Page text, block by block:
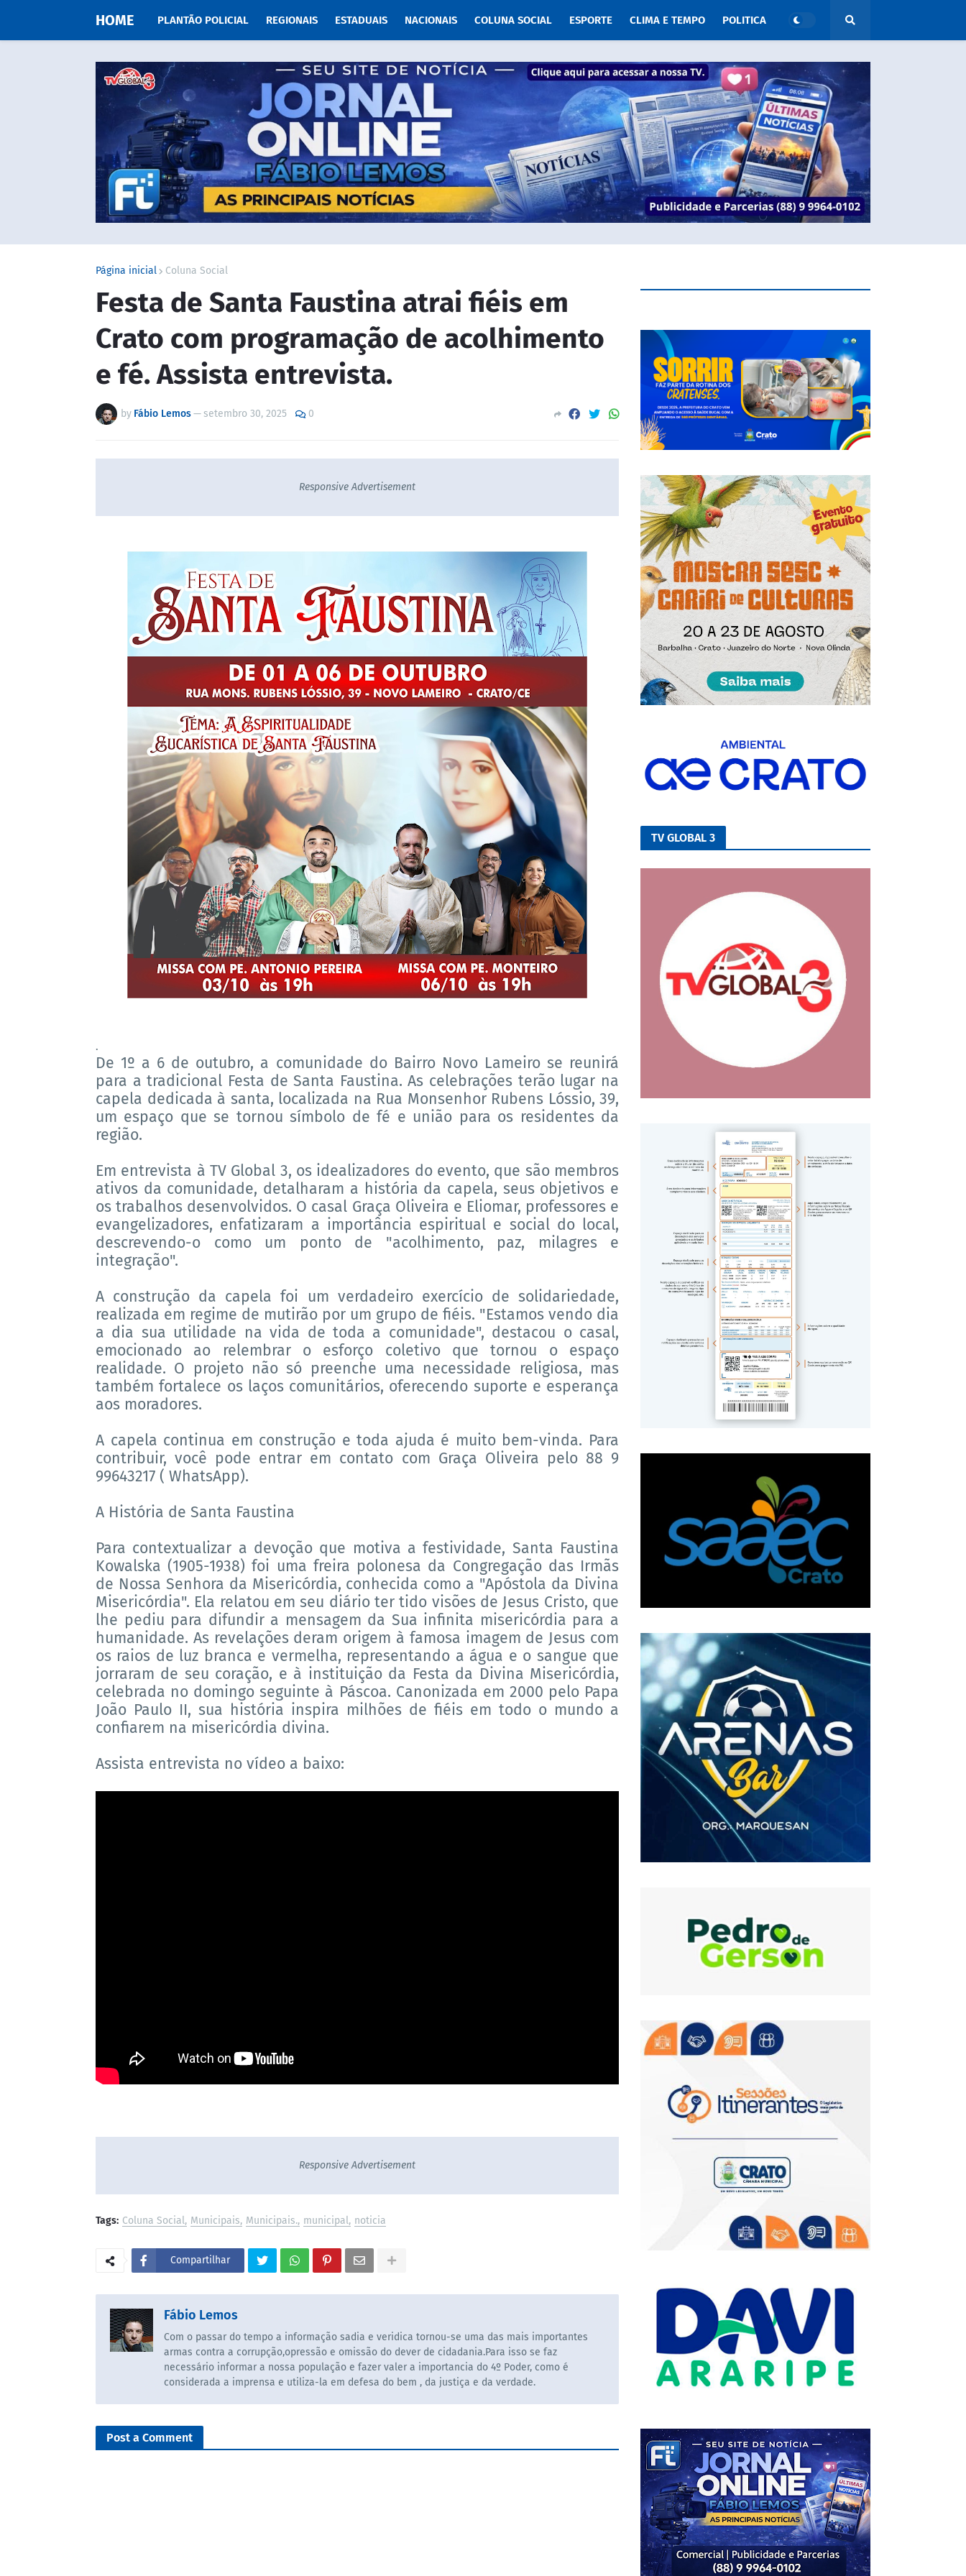
HOME PLANTÃO POLICIAL REGIONAIS ESTADUAIS NACIONAIS COLUNA SOCIAL ESPORTE CLIMA E TEMPO POLITICA
Página inicial Coluna Social
Festa de Santa Faustina atrai fiéis em
Crato com programação de acolhimento
e fé. Assista entrevista.
by Fábio Lemos— setembro 30, 2025 0
Responsive Advertisement
.
De 1º a 6 de outubro, a comunidade do Bairro Novo Lameiro se reunirá
para a tradicional Festa de Santa Faustina. As celebrações terão lugar na
capela dedicada à santa, localizada na Rua Monsenhor Rubens Lóssio, 39,
um espaço que se tornou símbolo de fé e união para os residentes da
região.
Em entrevista à TV Global 3, os idealizadores do evento, que são membros
ativos da comunidade, detalharam a história da capela, seus objetivos e
os trabalhos desenvolvidos. O casal Graça Oliveira e Eliomar, professores e
evangelizadores, enfatizaram a importância espiritual e social do local,
descrevendo-o como um ponto de "acolhimento, paz, milagres e
integração".
A construção da capela foi um verdadeiro exercício de solidariedade,
realizada em regime de mutirão por um grupo de fiéis. "Estamos vendo dia
a dia sua utilidade na vida de toda a comunidade", destacou o casal,
emocionado ao relembrar o esforço coletivo que tornou o espaço
realidade. O projeto não só preenche uma necessidade religiosa, mas
também fortalece os laços comunitários, oferecendo suporte e esperança
aos moradores.
A capela continua em construção e toda ajuda é muito bem-vinda. Para
contribuir, você pode entrar em contato com Graça Oliveira pelo 88 9
99643217 ( WhatsApp).
A História de Santa Faustina
Para contextualizar a devoção que motiva a festividade, Santa Faustina
Kowalska (1905-1938) foi uma freira polonesa da Congregação das Irmãs
de Nossa Senhora da Misericórdia, conhecida como a "Apóstola da Divina
Misericórdia". Ela relatou em seu diário ter tido visões de Jesus Cristo, que
lhe pediu para difundir a mensagem da Sua infinita misericórdia para a
humanidade. As revelações deram origem à famosa imagem de Jesus com
os raios de luz branca e vermelha, representando a água e o sangue que
jorraram de seu coração, e à instituição da Festa da Divina Misericórdia,
celebrada no domingo seguinte à Páscoa. Canonizada em 2000 pelo Papa
João Paulo II, sua história inspira milhões de fiéis em todo o mundo a
confiarem na misericórdia divina.
Assista entrevista no vídeo a baixo:
Responsive Advertisement
Tags: Coluna Social Municipais Municipais. municipal noticia
Compartilhar
Fábio Lemos
Com o passar do tempo a informação sadia e veridica tornou-se uma das mais importantes
armas contra a corrupção,opressão e omissão do dever de cidadania.Para isso se faz
necessário informar a nossa população e fazer valer a importancia do 4º Poder, como é
considerada a imprensa e utiliza-la em defesa do bem , da justiça e da verdade.
Post a Comment
TV GLOBAL 3